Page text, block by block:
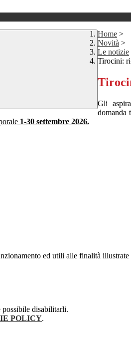
Home >
Novità >
Le notizie
Tirocini:
Gli
domanda
1-30 settembre 2026.
ed utili alle finalità illustrate
possibile disabilitarli.
POLICY.